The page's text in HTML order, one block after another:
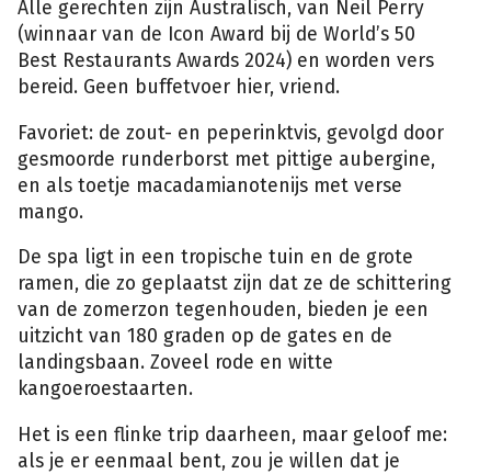
Alle gerechten zijn Australisch, van Neil Perry
(winnaar van de Icon Award bij de World’s 50
Best Restaurants Awards 2024) en worden vers
bereid. Geen buffetvoer hier, vriend.
Favoriet: de zout- en peperinktvis, gevolgd door
gesmoorde runderborst met pittige aubergine,
en als toetje macadamianotenijs met verse
mango.
De spa ligt in een tropische tuin en de grote
ramen, die zo geplaatst zijn dat ze de schittering
van de zomerzon tegenhouden, bieden je een
uitzicht van 180 graden op de gates en de
landingsbaan. Zoveel rode en witte
kangoeroestaarten.
Het is een flinke trip daarheen, maar geloof me:
als je er eenmaal bent, zou je willen dat je